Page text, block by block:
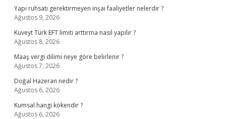
Yapı ruhsatı gerektirmeyen inşai faaliyetler nelerdir ?
Ağustos 9, 2026
Kuveyt Türk EFT limiti arttırma nasıl yapılır ?
Ağustos 8, 2026
Maaş vergi dilimi neye göre belirlenir ?
Ağustos 7, 2026
Doğal Hazeran nedir ?
Ağustos 6, 2026
Kumsal hangi kökendir ?
Ağustos 6, 2026